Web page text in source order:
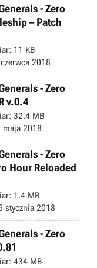
- Zero
– Patch
11 KB
2018
- Zero
v.0.4
32.4 MB
maja 2018
- Zero
Hour Reloaded
1.4 MB
stycznia 2018
- Zero
434 MB